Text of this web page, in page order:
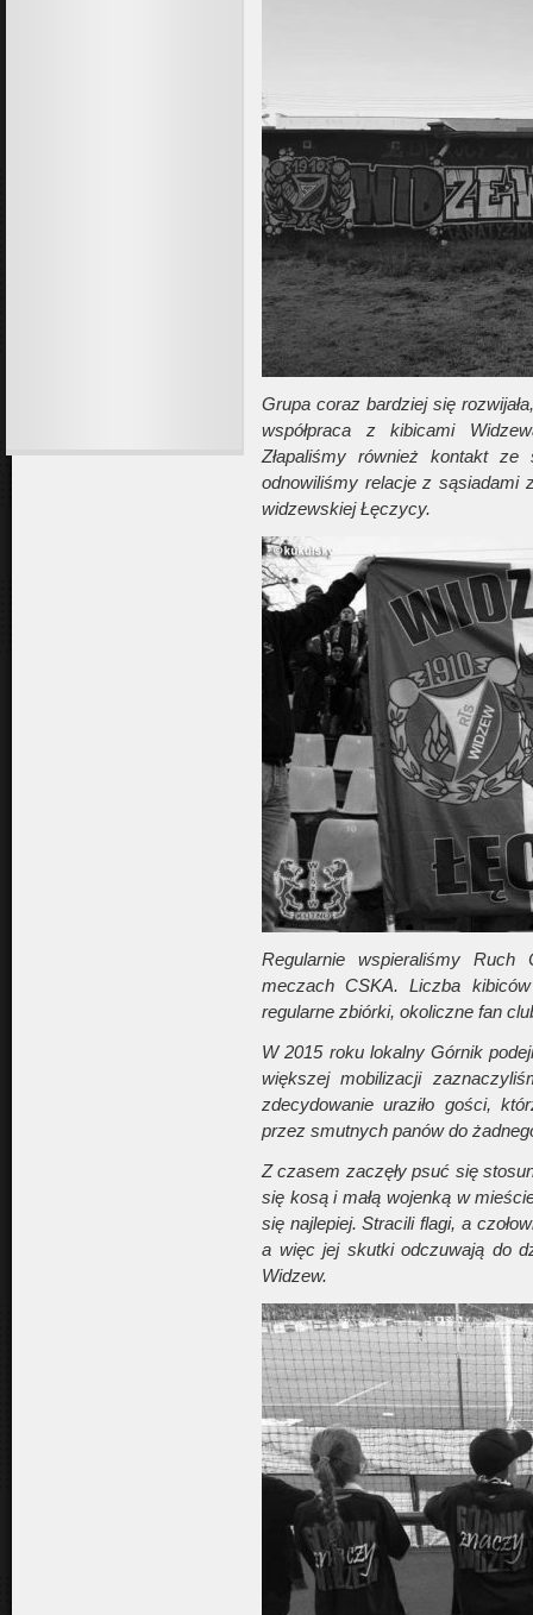
Grupa coraz bardziej się
współpraca z kibicami
Złapaliśmy również kontakt
odnowiliśmy relacje z sąsiadami
widzewskiej Łęczycy.
Regularnie wspieraliśmy
meczach CSKA. Liczba
regularne zbiórki, okoliczne fan
W 2015 roku lokalny Górnik
większej mobilizacji
zdecydowanie uraziło gości,
przez smutnych panów do
Z czasem zaczęły psuć się
się kosą i małą wojenką w
się najlepiej. Stracili flagi, a
a więc jej skutki odczuwają do
Widzew.